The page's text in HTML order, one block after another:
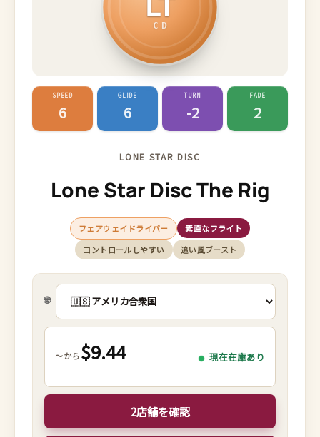
CD
SPEED
6
GLIDE
6
TURN
-2
FADE
2
LONE STAR DISC
Lone Star Disc The Rig
フェアウェイドライバー
素直なフライト
コントロールしやすい
追い風ブースト
🌐
～から$9.44 現在在庫あり
2店舗を確認